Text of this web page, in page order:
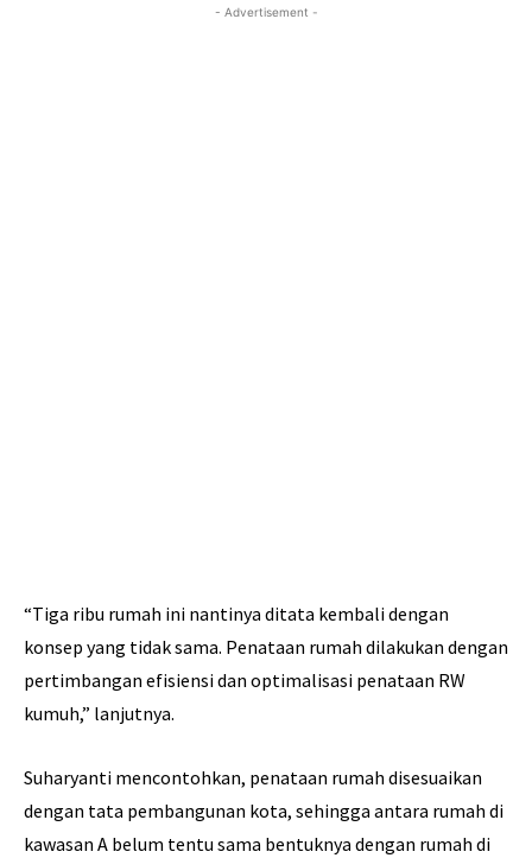
- Advertisement -
“Tiga ribu rumah ini nantinya ditata kembali dengan
konsep yang tidak sama. Penataan rumah dilakukan dengan
pertimbangan efisiensi dan optimalisasi penataan RW
kumuh,” lanjutnya.
Suharyanti mencontohkan, penataan rumah disesuaikan
dengan tata pembangunan kota, sehingga antara rumah di
kawasan A belum tentu sama bentuknya dengan rumah di